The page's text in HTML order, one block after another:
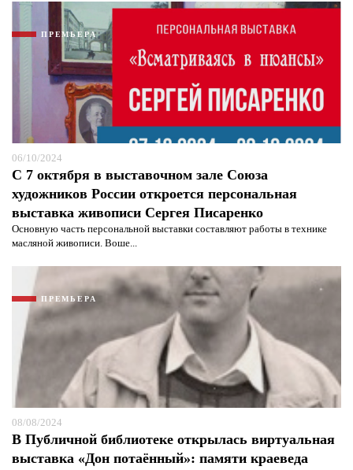
ПРЕМЬЕРА
06/10/2024
С 7 октября в выставочном зале Союза
художников России откроется персональная
выставка живописи Сергея Писаренко
Основную часть персональной выставки составляют работы в технике
масляной живописи. Воше...
ПРЕМЬЕРА
08/08/2024
В Публичной библиотеке открылась виртуальная
выставка «Дон потаённый»: памяти краеведа